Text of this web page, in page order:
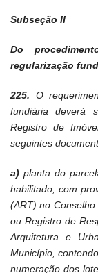
Subseção II
Do
regularização
225. O
fundiária deverá
Registro de
seguintes
a)planta do
habilitado, com
(ART) no
ou Registro de
Arquitetura e
Município,
numeração dos